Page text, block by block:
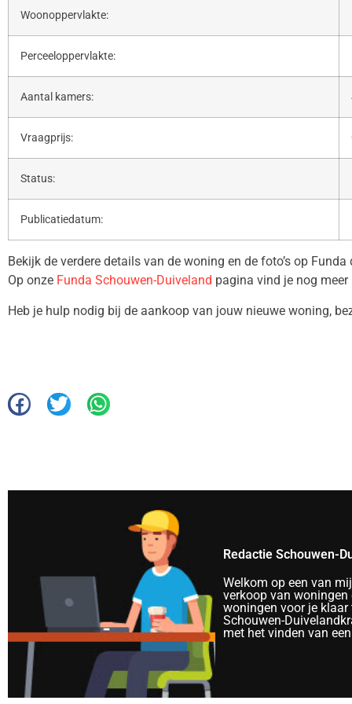
Woonoppervlakte:
Perceeloppervlakte:
Aantal kamers:
Vraagprijs:
Status:
Publicatiedatum:
Bekijk de verdere details van de woning en de foto’s op
Op onze Funda Schouwen-Duiveland pagina vind je nog
Heb je hulp nodig bij de aankoop van jouw nieuwe woning,
Redactie Schouwen-
Welkom op een van
verkoop van
woningen voor je
Schouwen-
met het vinden van